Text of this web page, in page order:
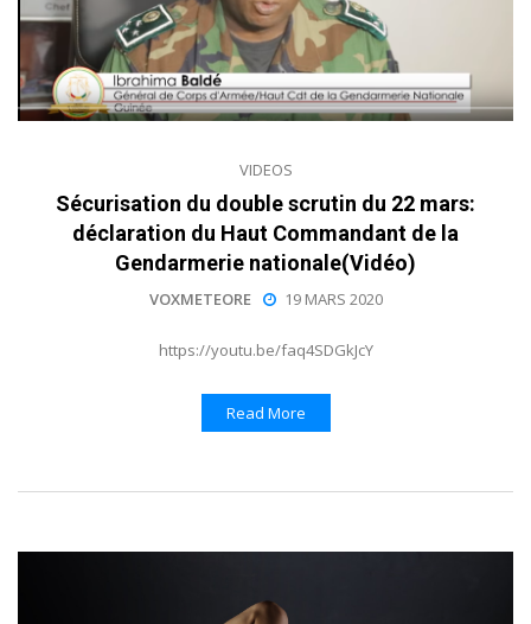
VIDEOS
Sécurisation du double scrutin du 22 mars:
déclaration du Haut Commandant de la
Gendarmerie nationale(Vidéo)
VOXMETEORE 19 MARS 2020
https://youtu.be/faq4SDGkJcY
Read More